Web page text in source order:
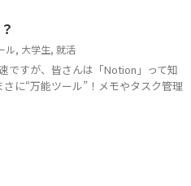
ル, 大学生, 就活
ですが、皆さんは「Notion」って知
に“万能ツール”！メモやタスク管理